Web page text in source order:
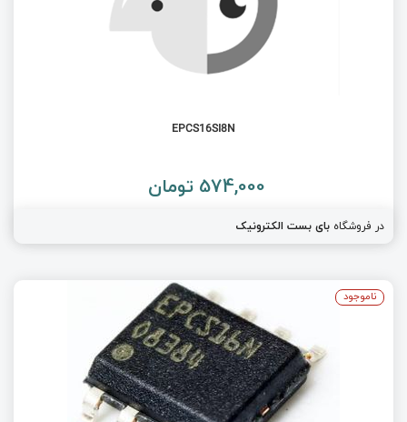
EPCS16SI8N
574,000 تومان
در فروشگاه بای بست الکترونیک
ناموجود